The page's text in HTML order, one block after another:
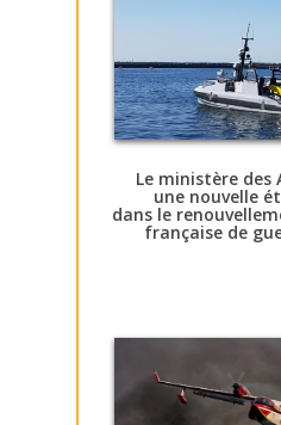
Le ministère des
une nouvelle
dans le
française de